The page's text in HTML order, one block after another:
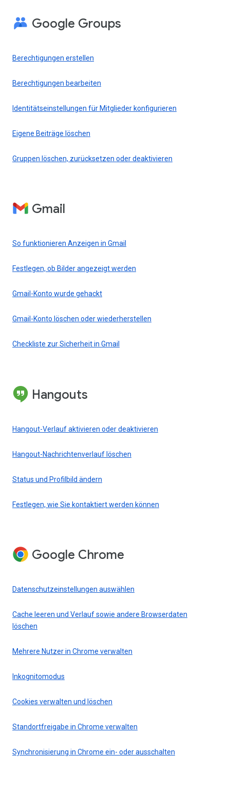
Google Groups
Berechtigungen erstellen
Berechtigungen bearbeiten
Identitätseinstellungen für Mitglieder konfigurieren
Eigene Beiträge löschen
Gruppen löschen, zurücksetzen oder deaktivieren
Gmail
So funktionieren Anzeigen in Gmail
Festlegen, ob Bilder angezeigt werden
Gmail-Konto wurde gehackt
Gmail-Konto löschen oder wiederherstellen
Checkliste zur Sicherheit in Gmail
Hangouts
Hangout-Verlauf aktivieren oder deaktivieren
Hangout-Nachrichtenverlauf löschen
Status und Profilbild ändern
Festlegen, wie Sie kontaktiert werden können
Google Chrome
Datenschutzeinstellungen auswählen
Cache leeren und Verlauf sowie andere Browserdaten
löschen
Mehrere Nutzer in Chrome verwalten
Inkognitomodus
Cookies verwalten und löschen
Standortfreigabe in Chrome verwalten
Synchronisierung in Chrome ein- oder ausschalten